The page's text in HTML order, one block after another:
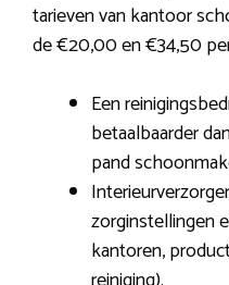
tarieven van kantoor
de €20,00 en €34,50
Een
betaalbaarder
pand
zorginstellingen
kantoren,